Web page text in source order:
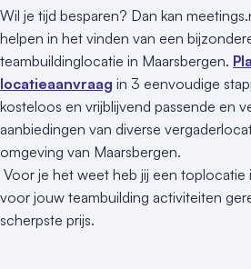
Theater
Varende locatie
Wil je tijd besparen? Dan kan
helpen in het vinden van een
teambuildinglocatie in Maarsbergen.
locatieaanvraag in 3 eenvoudige
kosteloos en vrijblijvend passende en
aanbiedingen van diverse
omgeving van Maarsbergen.
Voor je het weet heb jij een toplocatie
voor jouw teambuilding activiteiten
scherpste prijs.